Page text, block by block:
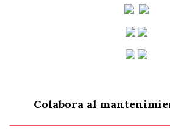
Colabora al